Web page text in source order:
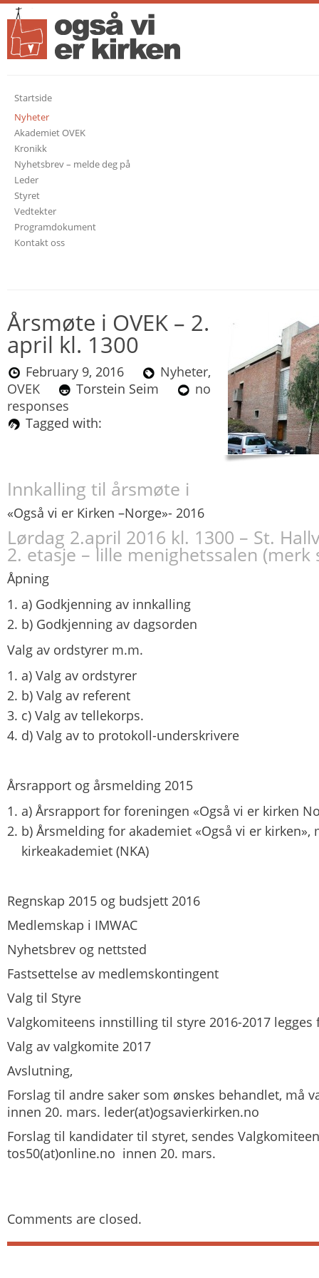
Startside
Nyheter
Akademiet OVEK
Kronikk
Nyhetsbrev – melde deg på
Leder
Styret
Vedtekter
Programdokument
Kontakt oss
Årsmøte i OVEK – 2.
april kl. 1300
February 9, 2016 Nyheter,
OVEK
Torstein Seim
no
responses
Tagged with:
Innkalling til årsmøte i
«Også vi er Kirken –Norge»- 2016
Lørdag 2.april 2016 kl. 1300 – St.
2. etasje – lille menighetssalen (merk
Åpning
a) Godkjenning av innkalling
b) Godkjenning av dagsorden
Valg av ordstyrer m.m.
a) Valg av ordstyrer
b) Valg av referent
c) Valg av tellekorps.
d) Valg av to protokoll-underskrivere
Årsrapport og årsmelding 2015
a) Årsrapport for foreningen «Også vi er kirken
b) Årsmelding for akademiet «Også vi er kirken»,
kirkeakademiet (NKA)
Regnskap 2015 og budsjett 2016
Medlemskap i IMWAC
Nyhetsbrev og nettsted
Fastsettelse av medlemskontingent
Valg til Styre
Valgkomiteens innstilling til styre 2016-2017
Valg av valgkomite 2017
Avslutning,
Forslag til andre saker som ønskes behandlet, må
innen 20. mars. leder(at)ogsavierkirken.no
Forslag til kandidater til styret, sendes
tos50(at)online.no innen 20. mars.
Comments are closed.